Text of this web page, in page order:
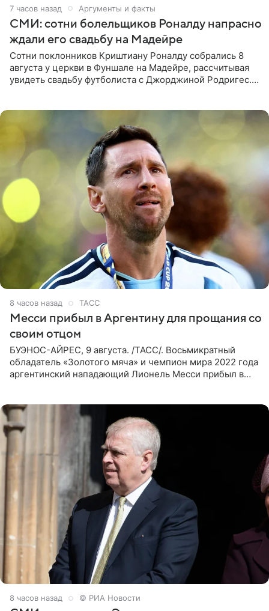
7 часов назад Аргументы и факты
СМИ: сотни болельщиков Роналду напрасно
ждали его свадьбу на Мадейре
Сотни поклонников Криштиану Роналду собрались 8
августа у церкви в Фуншале на Мадейре, рассчитывая
увидеть свадьбу футболиста с Джорджиной Родригес.
8 часов назад ТАСС
Месси прибыл в Аргентину для прощания со
своим отцом
БУЭНОС-АЙРЕС, 9 августа. /ТАСС/. Восьмикратный
обладатель «Золотого мяча» и чемпион мира 2022 года
аргентинский нападающий Лионель Месси прибыл в
8 часов назад © РИА Новости